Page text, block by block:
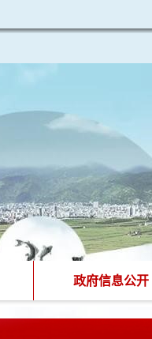
政府信息公开